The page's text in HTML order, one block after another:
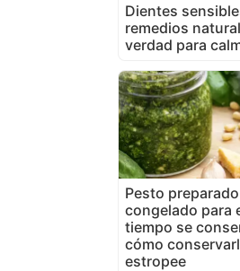
Dientes
remedios
verdad para
Pesto
congelado para
tiempo se
cómo
estropee